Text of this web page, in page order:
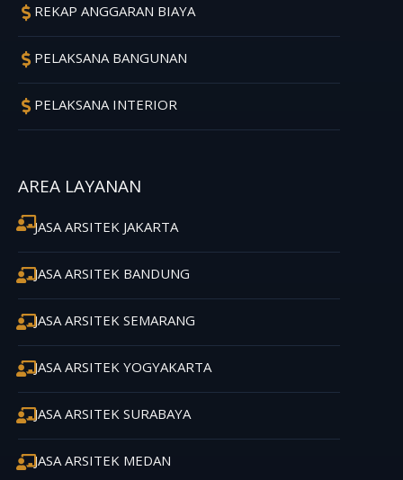
REKAP ANGGARAN BIAYA
PELAKSANA BANGUNAN
PELAKSANA INTERIOR
AREA LAYANAN
JASA ARSITEK JAKARTA
JASA ARSITEK BANDUNG
JASA ARSITEK SEMARANG
JASA ARSITEK YOGYAKARTA
JASA ARSITEK SURABAYA
JASA ARSITEK MEDAN